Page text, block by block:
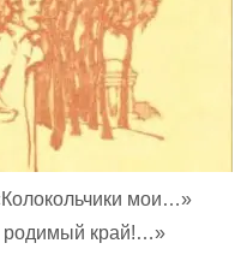
мои…»
родимый край!…»